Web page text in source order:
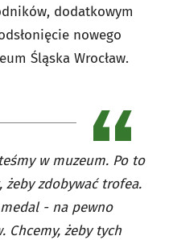
dodatkowym
nowego
Śląska Wrocław.
w muzeum. Po to
zdobywać trofea.
- na pewno
Chcemy, żeby tych